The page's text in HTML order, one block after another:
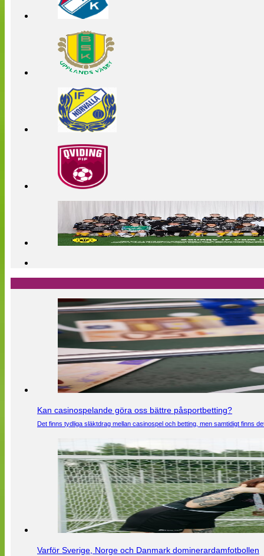
Kan casinospelande göra oss bättre påsportbetting?
Det finns tydliga släktdrag mellan casinospel och betting, men samtidigt finns
Varför Sverige, Norge och Danmark dominerardamfotbollen